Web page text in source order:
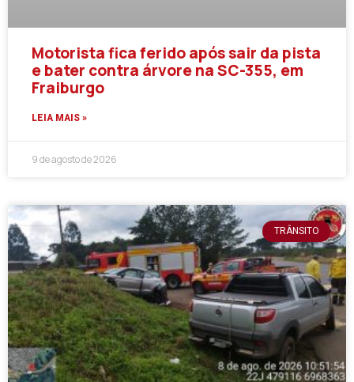
Motorista fica ferido após sair da pista
e bater contra árvore na SC-355, em
Fraiburgo
LEIA MAIS »
9 de agosto de 2026
TRÂNSITO